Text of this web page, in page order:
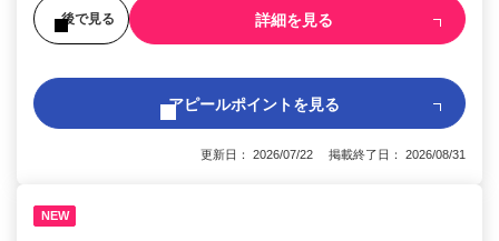
後で見る 詳細を見る
アピールポイントを見る
更新日： 2026/07/22 掲載終了日： 2026/08/31
NEW